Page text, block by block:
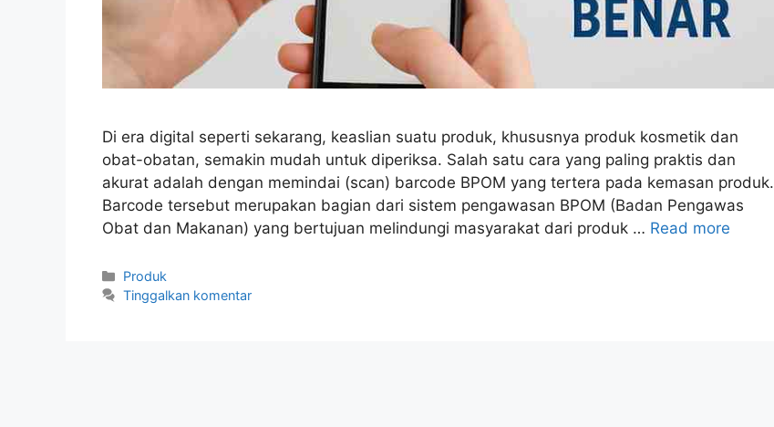
Di era digital seperti sekarang, keaslian suatu produk, khususnya produk kosmetik dan
obat-obatan, semakin mudah untuk diperiksa. Salah satu cara yang paling praktis dan
akurat adalah dengan memindai (scan) barcode BPOM yang tertera pada kemasan produk.
Barcode tersebut merupakan bagian dari sistem pengawasan BPOM (Badan Pengawas
Obat dan Makanan) yang bertujuan melindungi masyarakat dari produk … Read more
Kategori
Produk
Tinggalkan komentar